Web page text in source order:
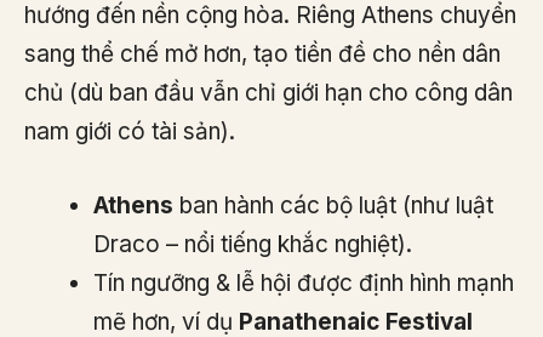
hướng đến nền cộng hòa. Riêng Athens chuyển
sang thể chế mở hơn, tạo tiền đề cho nền dân
chủ (dù ban đầu vẫn chỉ giới hạn cho công dân
nam giới có tài sản).
Athens ban hành các bộ luật (như luật
Draco – nổi tiếng khắc nghiệt).
Tín ngưỡng & lễ hội được định hình mạnh
mẽ hơn, ví dụ Panathenaic Festival